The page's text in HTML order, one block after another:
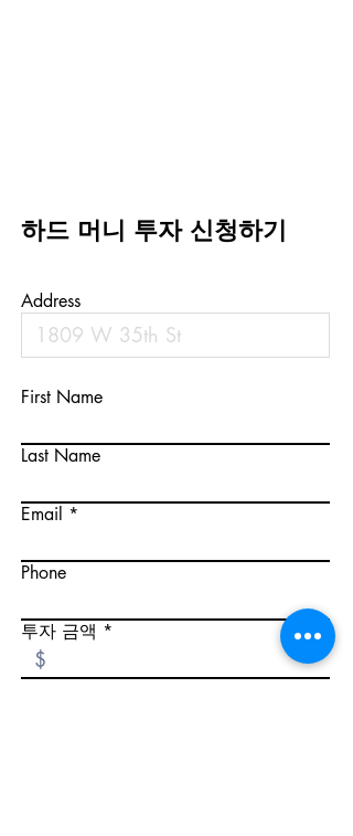
하드 머니 투자 신청하기
Address
First Name
Last Name
Email
Phone
투자 금액